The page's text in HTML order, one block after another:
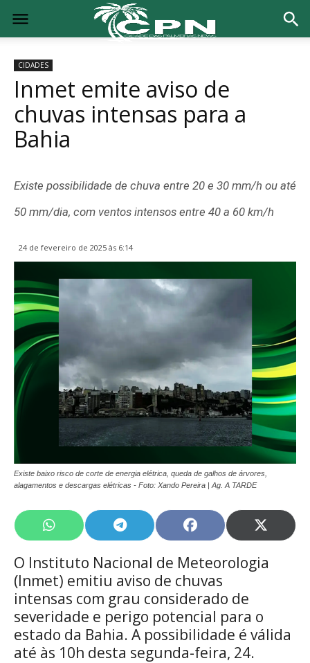
CIDADES
Inmet emite aviso de
chuvas intensas para a
Bahia
Existe possibilidade de chuva entre 20 e 30 mm/h ou até
50 mm/dia, com ventos intensos entre 40 a 60 km/h
24 de fevereiro de 2025 às 6:14
Existe baixo risco de corte de energia elétrica, queda de galhos de árvores,
alagamentos e descargas elétricas - Foto: Xando Pereira | Ag. A TARDE
Share
on
WhatsApp
Share
on
Telegram
Share
on
Facebook
Share
on
X
O Instituto Nacional de Meteorologia
(Inmet) emitiu aviso de chuvas
intensas com grau considerado de
severidade e perigo potencial para o
estado da Bahia. A possibilidade é válida
até às 10h desta segunda-feira, 24.